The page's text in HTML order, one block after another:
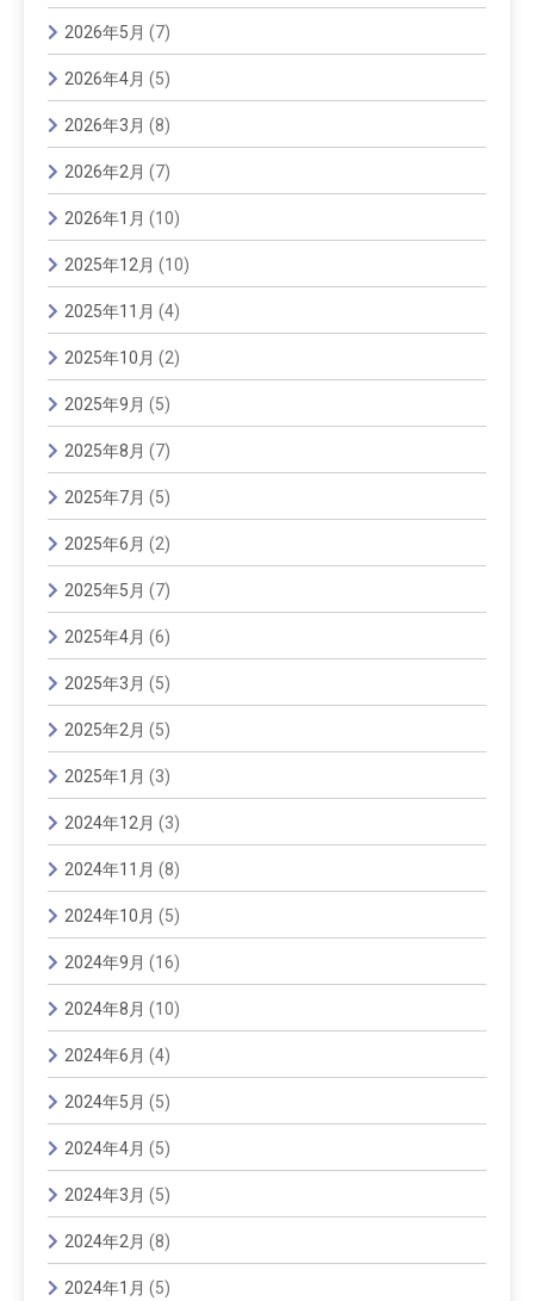
2026年5月 (7)
2026年4月 (5)
2026年3月 (8)
2026年2月 (7)
2026年1月 (10)
2025年12月 (10)
2025年11月 (4)
2025年10月 (2)
2025年9月 (5)
2025年8月 (7)
2025年7月 (5)
2025年6月 (2)
2025年5月 (7)
2025年4月 (6)
2025年3月 (5)
2025年2月 (5)
2025年1月 (3)
2024年12月 (3)
2024年11月 (8)
2024年10月 (5)
2024年9月 (16)
2024年8月 (10)
2024年6月 (4)
2024年5月 (5)
2024年4月 (5)
2024年3月 (5)
2024年2月 (8)
2024年1月 (5)